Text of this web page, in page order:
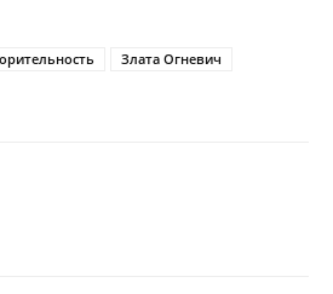
Злата Огневич